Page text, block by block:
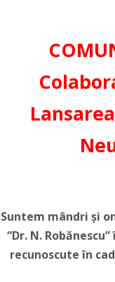
Suntem mândri și
“Dr. N.
recunoscute în